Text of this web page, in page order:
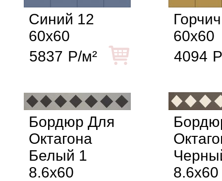
Синий 12
60x60
5837 Р/м²
60x60
4094
Бордюр Для
Октагона
Белый 1
8.6x60
8.6x60